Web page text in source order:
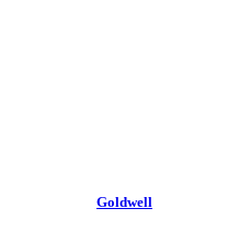
Goldwell